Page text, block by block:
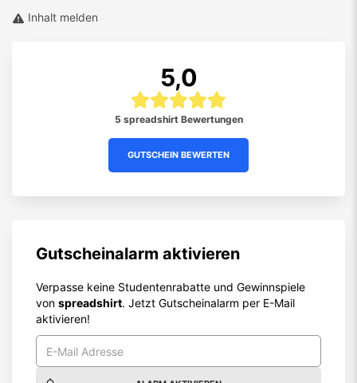
Inhalt melden
5,0
5 spreadshirt Bewertungen
GUTSCHEIN BEWERTEN
Gutscheinalarm aktivieren
Verpasse keine Studentenrabatte und Gewinnspiele
von spreadshirt. Jetzt Gutscheinalarm per E-Mail
aktivieren!